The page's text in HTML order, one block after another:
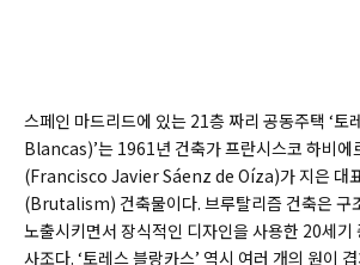
스페인 마드리드에 있는 21층 짜리 공동주택 ‘
Blancas)’는 1961년 건축가 프란시스코 하비에
(Francisco Javier Sáenz de Oíza)가 지은 대
(Brutalism) 건축물이다. 브루탈리즘 건축은 구
노출시키면서 장식적인 디자인을 사용한 20세기
사조다. ‘토레스 블랑카스’ 역시 여러 개의 원이